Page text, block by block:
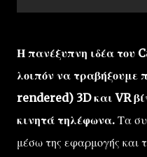
Η πανέξυπνη ιδέα του
λοιπόν να τραβήξουμε
rendered) 3D και VR
κινητά τηλέφωνα. Τα
μέσω της εφαρμογής και